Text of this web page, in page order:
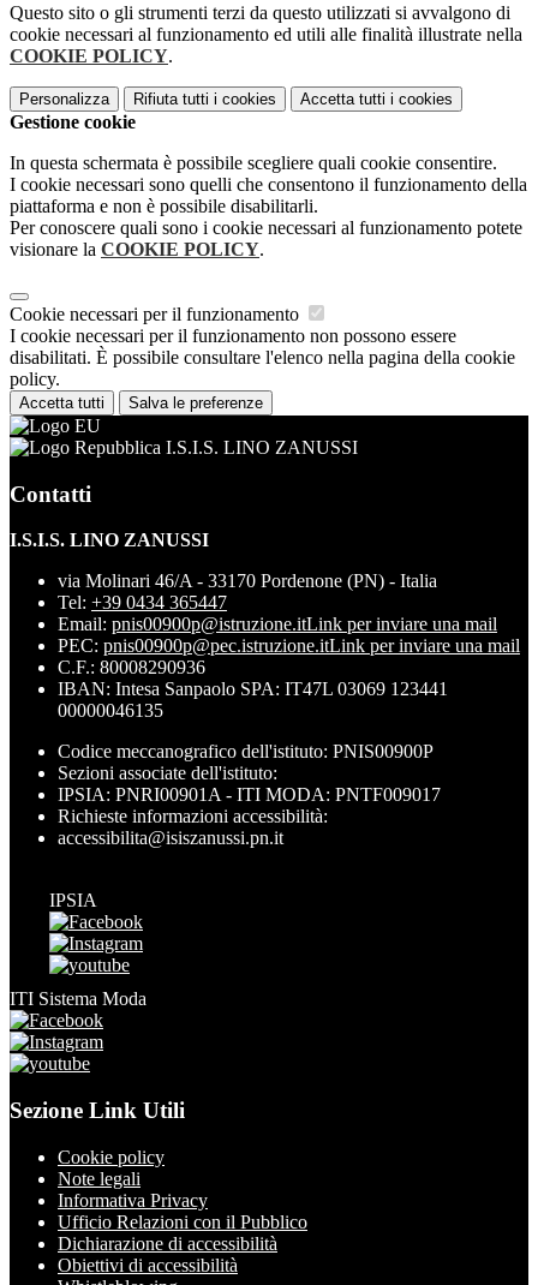
Questo sito o gli strumenti terzi da questo utilizzati si avvalgono di
cookie necessari al funzionamento ed utili alle finalità illustrate nella
COOKIE POLICY.
Personalizza Rifiuta tutti i cookies Accetta tutti i cookies
Gestione cookie
In questa schermata è possibile scegliere quali cookie consentire.
I cookie necessari sono quelli che consentono il funzionamento della
piattaforma e non è possibile disabilitarli.
Per conoscere quali sono i cookie necessari al funzionamento potete
visionare la COOKIE POLICY.
Cookie necessari per il funzionamento
I cookie necessari per il funzionamento non possono essere
disabilitati. È possibile consultare l'elenco nella pagina della cookie
policy.
Accetta tutti Salva le preferenze
I.S.I.S. LINO ZANUSSI
Contatti
I.S.I.S. LINO ZANUSSI
via Molinari 46/A - 33170 Pordenone (PN) - Italia
Tel: +39 0434 365447
Email: pnis00900p@istruzione.itLink per inviare una mail
PEC: pnis00900p@pec.istruzione.itLink per inviare una mail
C.F.: 80008290936
IBAN: Intesa Sanpaolo SPA: IT47L 03069 123441
00000046135
Codice meccanografico dell'istituto: PNIS00900P
Sezioni associate dell'istituto:
IPSIA: PNRI00901A - ITI MODA: PNTF009017
Richieste informazioni accessibilità:
accessibilita@isiszanussi.pn.it
IPSIA
ITI Sistema Moda
Sezione Link Utili
Cookie policy
Note legali
Informativa Privacy
Ufficio Relazioni con il Pubblico
Dichiarazione di accessibilità
Obiettivi di accessibilità